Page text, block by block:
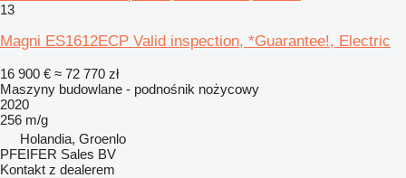
13
Magni ES1612ECP Valid inspection, *Guarantee!, Electric
16 900 € ≈ 72 770 zł
Maszyny budowlane - podnośnik nożycowy
2020
256 m/g
Holandia, Groenlo
PFEIFER Sales BV
Kontakt z dealerem